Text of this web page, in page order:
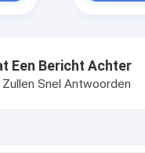
Een Bericht Achter
Snel Antwoorden